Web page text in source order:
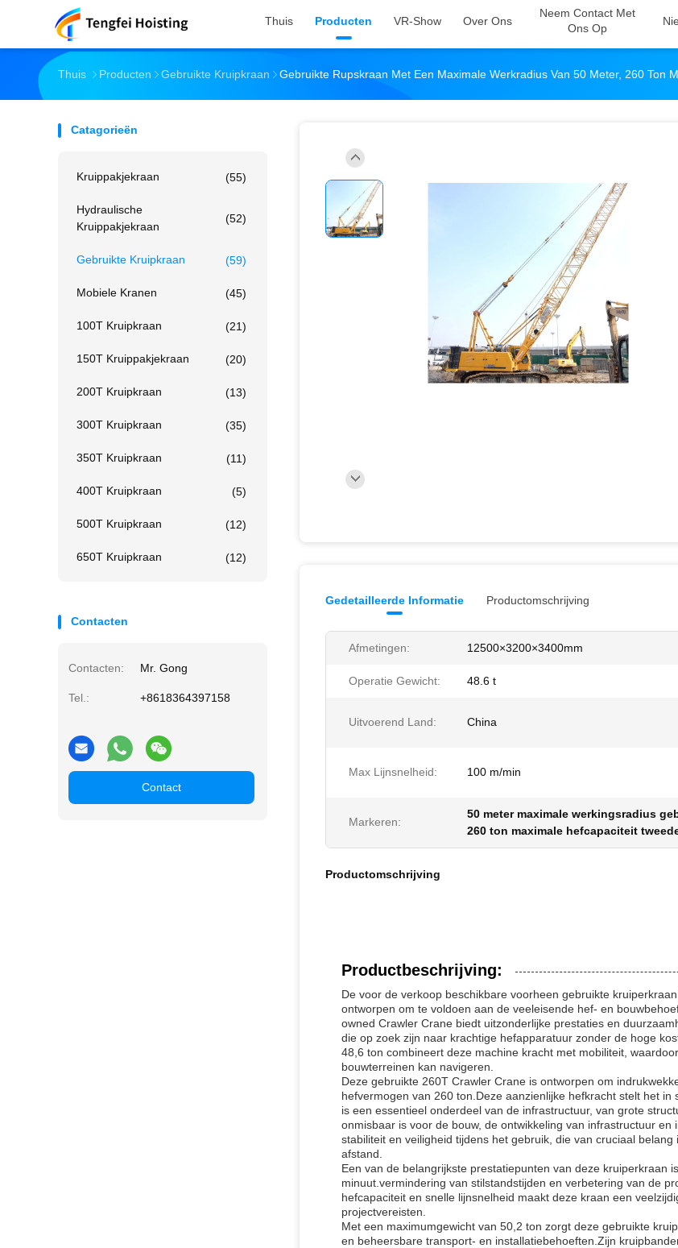
Thuis Producten VR-Show Over Ons
Neem Contact Met
Ons Op
Thuis Producten Gebruikte Kruipkraan Gebruikte Rupskraan Met Een Maximale Werkradius Van 50 Meter, 260 Ton
Catagorieën
Kruippakjekraan (55)
Hydraulische
Kruippakjekraan
(52)
Gebruikte Kruipkraan (59)
Mobiele Kranen (45)
100T Kruipkraan (21)
150T Kruippakjekraan (20)
200T Kruipkraan (13)
300T Kruipkraan (35)
350T Kruipkraan (11)
400T Kruipkraan (5)
500T Kruipkraan (12)
650T Kruipkraan (12)
Contacten
Contacten: Mr. Gong
Tel.: +8618364397158
Contact
Gedetailleerde Informatie Productomschrijving
Afmetingen: 12500×3200×3400mm
Operatie Gewicht: 48.6 t
Uitvoerend Land: China
Max Lijnsnelheid: 100 m/min
Markeren:
50 meter maximale werkingsradius
260 ton maximale hefcapaciteit
Productomschrijving
Productbeschrijving:
De voor de verkoop beschikbare voorheen gebruikte
ontworpen om te voldoen aan de veeleisende hef- en
owned Crawler Crane biedt uitzonderlijke prestaties en
die op zoek zijn naar krachtige hefapparatuur zonder de hoge
48,6 ton combineert deze machine kracht met mobiliteit,
bouwterreinen kan navigeren.
Deze gebruikte 260T Crawler Crane is ontworpen om
hefvermogen van 260 ton.Deze aanzienlijke hefkracht stelt het
is een essentieel onderdeel van de infrastructuur, van grote
onmisbaar is voor de bouw, de ontwikkeling van infrastructuur
stabiliteit en veiligheid tijdens het gebruik, die van cruciaal
afstand.
Een van de belangrijkste prestatiepunten van deze kruiperkraan
minuut.vermindering van stilstandstijden en verbetering van de
hefcapaciteit en snelle lijnsnelheid maakt deze kraan een
projectvereisten.
Met een maximumgewicht van 50,2 ton zorgt deze gebruikte
en beheersbare transport- en installatiebehoeften.Zijn